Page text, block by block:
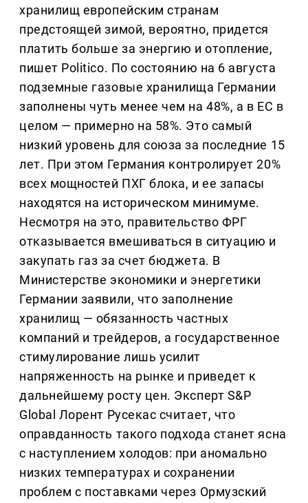
хранилищ европейским странам
предстоящей зимой, вероятно, придется
платить больше за энергию и отопление,
пишет Politico. По состоянию на 6 августа
подземные газовые хранилища Германии
заполнены чуть менее чем на 48%, а в ЕС в
целом — примерно на 58%. Это самый
низкий уровень для союза за последние 15
лет. При этом Германия контролирует 20%
всех мощностей ПХГ блока, и ее запасы
находятся на историческом минимуме.
Несмотря на это, правительство ФРГ
отказывается вмешиваться в ситуацию и
закупать газ за счет бюджета. В
Министерстве экономики и энергетики
Германии заявили, что заполнение
хранилищ — обязанность частных
компаний и трейдеров, а государственное
стимулирование лишь усилит
напряженность на рынке и приведет к
дальнейшему росту цен. Эксперт S&P
Global Лорент Русекас считает, что
оправданность такого подхода станет ясна
с наступлением холодов: при аномально
низких температурах и сохранении
проблем с поставками через Ормузский